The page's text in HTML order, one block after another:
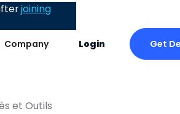
Company Login Get
joining
et Outils